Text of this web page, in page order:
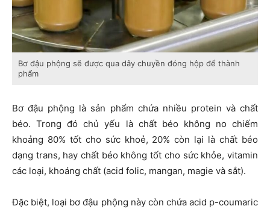
Bơ đậu phộng sẽ được qua dây chuyền đóng hộp để thành
phẩm
Bơ đậu phộng là sản phẩm chứa nhiều protein và chất
béo. Trong đó chủ yếu là chất béo không no chiếm
khoảng 80% tốt cho sức khoẻ, 20% còn lại là chất béo
dạng trans, hay chất béo không tốt cho sức khỏe, vitamin
các loại, khoáng chất (acid folic, mangan, magie và sắt).
Đặc biệt, loại bơ đậu phộng này còn chứa acid p-coumaric